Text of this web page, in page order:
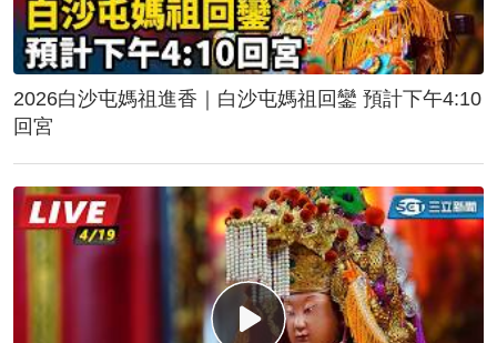
2026白沙屯媽祖進香｜白沙屯媽祖回鑾 預計下午4:10
回宮